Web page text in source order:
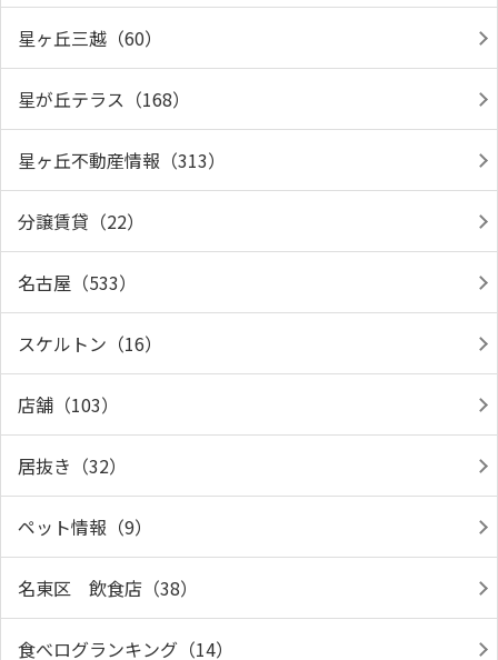
星ヶ丘三越（60）
星が丘テラス（168）
星ヶ丘不動産情報（313）
分譲賃貸（22）
名古屋（533）
スケルトン（16）
店舗（103）
居抜き（32）
ペット情報（9）
名東区 飲食店（38）
食べログランキング（14）